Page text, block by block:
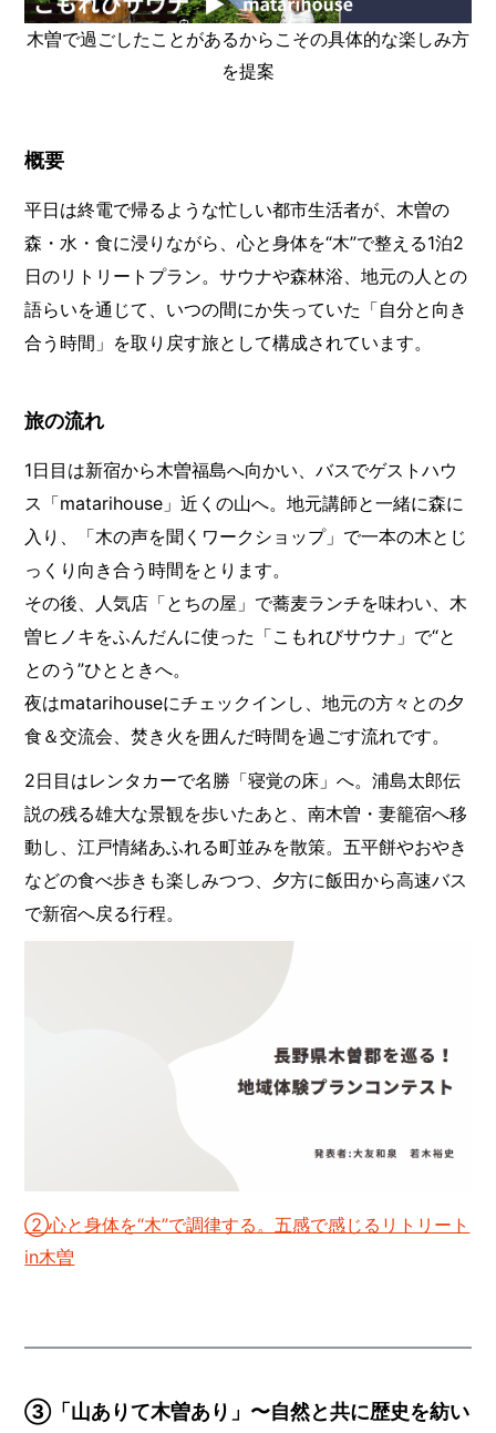
木曽で過ごしたことがあるからこその具体的な楽しみ方
を提案
概要
平日は終電で帰るような忙しい都市生活者が、木曽の
森・水・食に浸りながら、心と身体を“木”で整える1泊2
日のリトリートプラン。サウナや森林浴、地元の人との
語らいを通じて、いつの間にか失っていた「自分と向き
合う時間」を取り戻す旅として構成されています。
旅の流れ
1日目は新宿から木曽福島へ向かい、バスでゲストハウ
ス「matarihouse」近くの山へ。地元講師と一緒に森に
入り、「木の声を聞くワークショップ」で一本の木とじ
っくり向き合う時間をとります。
その後、人気店「とちの屋」で蕎麦ランチを味わい、木
曽ヒノキをふんだんに使った「こもれびサウナ」で“と
とのう”ひとときへ。
夜はmatarihouseにチェックインし、地元の方々との夕
食＆交流会、焚き火を囲んだ時間を過ごす流れです。
2日目はレンタカーで名勝「寝覚の床」へ。浦島太郎伝
説の残る雄大な景観を歩いたあと、南木曽・妻籠宿へ移
動し、江戸情緒あふれる町並みを散策。五平餅やおやき
などの食べ歩きも楽しみつつ、夕方に飯田から高速バス
で新宿へ戻る行程。
②心と身体を“木”で調律する。五感で感じるリトリート
in木曽
③「山ありて木曽あり」〜自然と共に歴史を紡い